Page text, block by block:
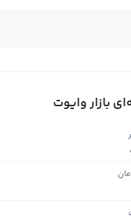
بازار وایوت